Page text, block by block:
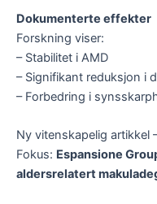
Dokumenterte effekter
Forskning viser:
– Stabilitet i AMD
– Signifikant reduksjon i
– Forbedring i
Ny vitenskapelig artikkel
Fokus: Espansione
aldersrelatert